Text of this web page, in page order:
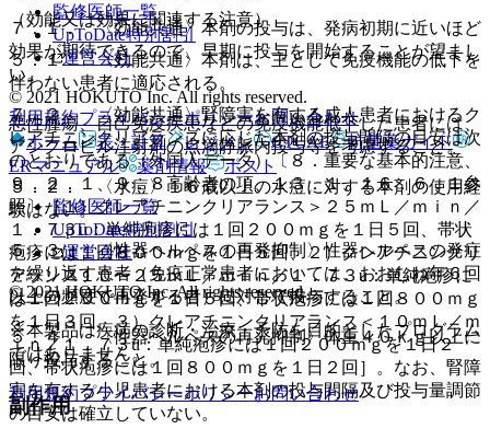
（効能又は効果に関連する注意）
５．１． 〈効能共通〉本剤は、主として免疫機能の低下を
伴わない患者に適応される。
悪性腫瘍、自己免疫疾患などの免疫機能低下した患者には、
アシクロビル注射剤の点滴静脈内投与等を考慮すること。
５．２． 〈水痘〉１６歳以上の水痘に対する本剤の使用経
験はない。
５．３． 〈性器ヘルペスの再発抑制〉性器ヘルペスの発症
を繰り返す患者（免疫正常患者においては、おおむね年６回
以上の頻度で再発する者）に対して投与すること。
５．４． 〈性器ヘルペスの再発抑制〉体重４０ｋｇ以上に
限り投与すること。
副作用
７．１． 〈効能共通〉本剤の投与は、発病初期に近いほど
効果が期待できるので、早期に投与を開始することが望まし
い。
７．２． 〈効能共通〉腎障害を有する成人患者におけるク
レアチニンクリアランスに応じた本剤の投与間隔の目安は次
のとおりである（外国人データ）〔８．重要な基本的注意、
９．２．１、９．８高齢者の項、１３．１、１６．６．１参
照〕［１）クレアチニンクリアランス＞２５ｍＬ／ｍｉｎ／
１．７３u：単純疱疹には１回２００ｍｇを１日５回、帯状
疱疹には１回８００ｍｇを１日５回、２）クレアチニンクリ
アランス１０〜２５ｍＬ／ｍｉｎ／１．７３u：単純疱疹に
は１回２００ｍｇを１日５回、帯状疱疹には１回８００ｍｇ
を１日３回、３）クレアチニンクリアランス＜１０ｍＬ／ｍ
ｉｎ／１．７３u：単純疱疹には１回２００ｍｇを１日２
回、帯状疱疹には１回８００ｍｇを１日２回］。なお、腎障
害を有する小児患者における本剤の投与間隔及び投与量調節
の目安は確立していない。
監修医師一覧
UpToDate特別割引
運営会社
© 2021 HOKUTO Inc. All rights reserved.
利用規約プライバシーポリシーお問い合わせ
ホーム
表・計算 レジメン CTCAE
抗菌薬ガイド
ERマニュアル
薬剤情報 ポスト
監修医師一覧
UpToDate特別割引
運営会社
© 2021 HOKUTO Inc. All rights reserved.
※本製品は疾病の診断・治療・予防を目的としたプログラム
ではありません。
利用規約プライバシーポリシーお問い合わせ